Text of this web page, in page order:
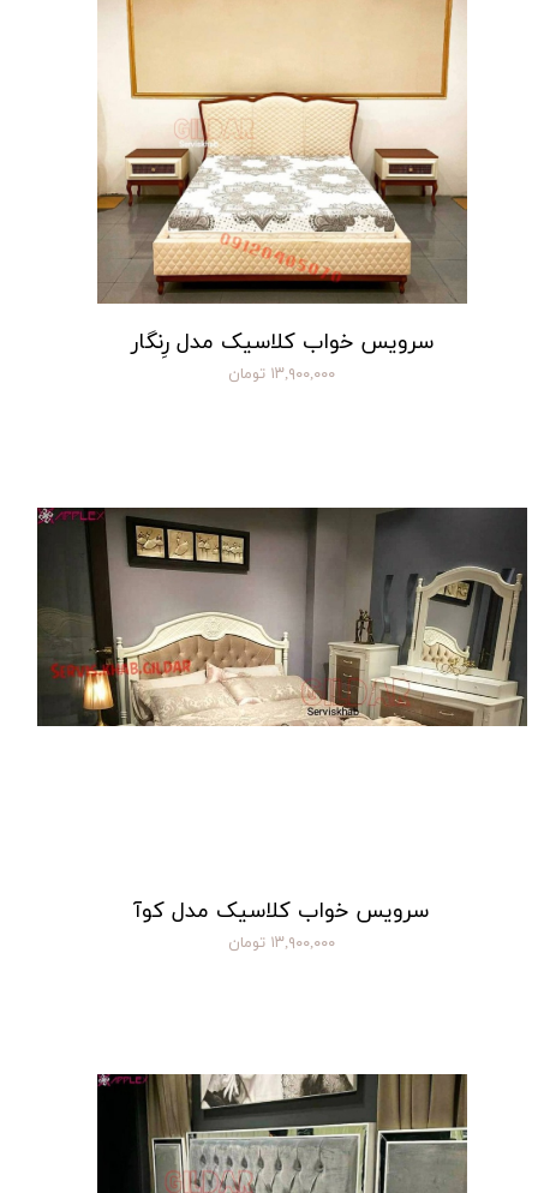
سرویس خواب کلاسیک مدل رِنگار
۱۳,۹۰۰,۰۰۰ تومان
سرویس خواب کلاسیک مدل کوآ
۱۳,۹۰۰,۰۰۰ تومان